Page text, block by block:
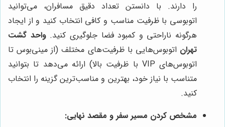
را دارند. با دانستن تعداد دقیق مسافران، می‌توانید
اتوبوسی با ظرفیت مناسب و کافی انتخاب کنید و از ایجاد
هرگونه ناراحتی و کمبود فضا جلوگیری کنید.واحد گشت
تهران اتوبوس‌هایی با ظرفیت‌های مختلف (از مینی‌بوس تا
اتوبوس‌های VIP با ظرفیت بالا) ارائه می‌دهد تا بتوانید
متناسب با نیاز خود، بهترین و مناسب‌ترین گزینه را انتخاب
کنید.
مشخص کردن مسیر سفر و مقصد نهایی: